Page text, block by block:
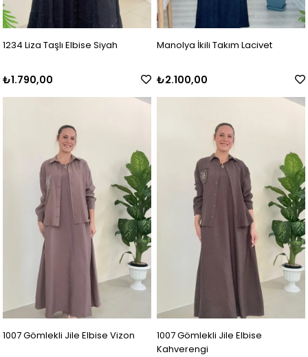
1234 Liza Taşlı Elbise Siyah
₺1.790,00
Manolya İkili Takım Lacivet
₺2.100,00
1007 Gömlekli Jile Elbise Vizon
1007 Gömlekli Jile Elbise
Kahverengi